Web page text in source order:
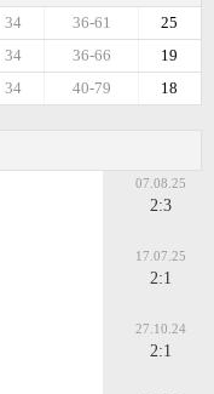
25
36-61
34
19
36-66
34
18
40-79
34
07.08.25
2:3
17.07.25
2:1
27.10.24
2:1